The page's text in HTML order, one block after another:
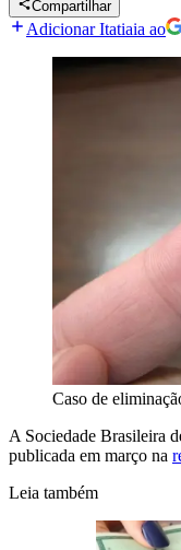
Compartilhar
Adicionar Itatiaia ao
Caso de
A Sociedade Brasileira
publicada em março na
Leia também